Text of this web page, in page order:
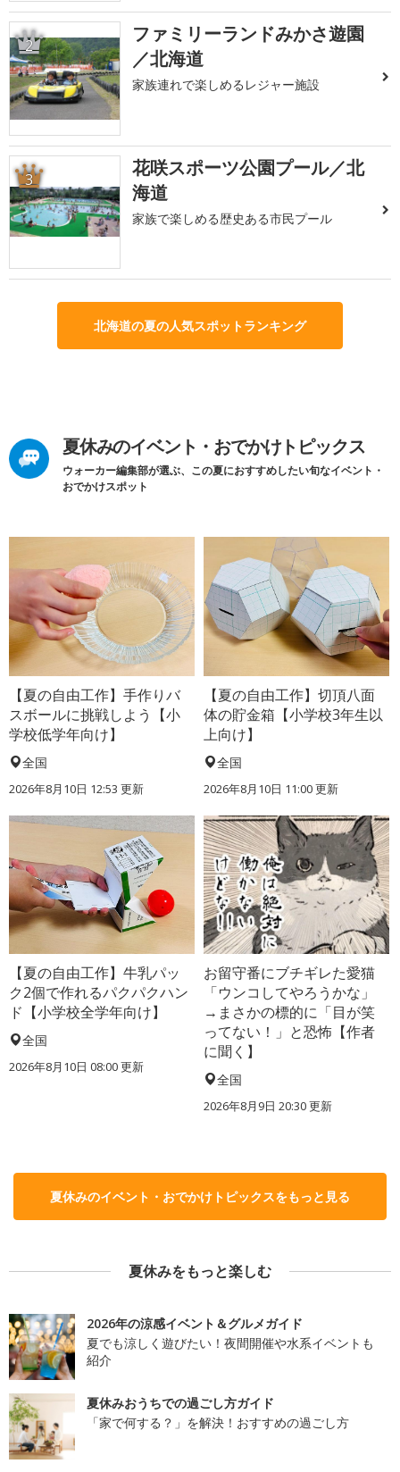
2
ファミリーランドみかさ遊園
／北海道
家族連れで楽しめるレジャー施設
3
花咲スポーツ公園プール／北
海道
家族で楽しめる歴史ある市民プール
北海道の夏の人気スポットランキング
夏休みのイベント・おでかけトピックス
ウォーカー編集部が選ぶ、この夏におすすめしたい旬なイベント・
おでかけスポット
【夏の自由工作】手作りバ
スボールに挑戦しよう【小
学校低学年向け】
全国
2026年8月10日 12:53 更新
【夏の自由工作】切頂八面
体の貯金箱【小学校3年生以
上向け】
全国
2026年8月10日 11:00更新
【夏の自由工作】牛乳パッ
ク2個で作れるパクパクハン
ド【小学校全学年向け】
全国
2026年8月10日 08:00更新
お留守番にブチギレた愛猫
「ウンコしてやろうかな」
→まさかの標的に「目が笑
ってない！」と恐怖【作者
に聞く】
全国
2026年8月9日 20:30更新
夏休みのイベント・おでかけトピックスをもっと見る
夏休みをもっと楽しむ
2026年の涼感イベント＆グルメガイド
夏でも涼しく遊びたい！夜間開催や水系イベントも
紹介
夏休みおうちでの過ごし方ガイド
「家で何する？」を解決！おすすめの過ごし方